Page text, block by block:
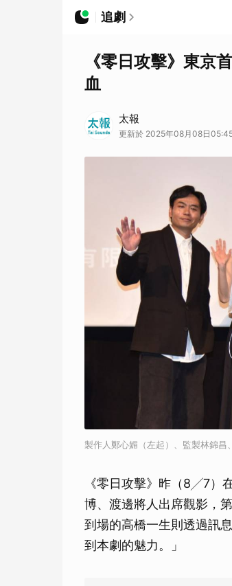
追劇
《零日攻擊》東
血
太報
更新於 2025年08月08日
製作人鄭心媚（左起）、監製林錦
《零日攻擊》昨（8╱7）
博、渡邊將人出席觀影，
到場的高橋一生則透過訊
到本劇的魅力。」